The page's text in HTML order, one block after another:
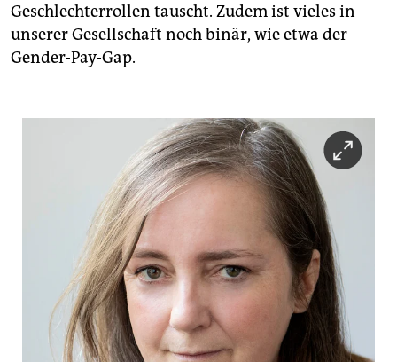
Geschlechterrollen tauscht. Zudem ist vieles in
unserer Gesellschaft noch binär, wie etwa der
Gender-Pay-Gap.